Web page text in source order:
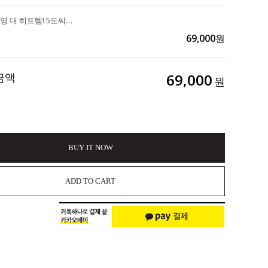
일본&올리브영 대 히트템! 5도씨가 올라가는 "슬림워크 압박 발열 팬티스타킹" 2EA 100,000>>69,000
69,000원
액 69,000 원
BUY IT NOW
ADD TO CART